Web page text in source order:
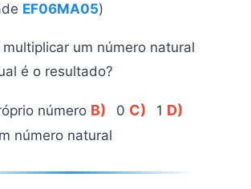
EF06MA05)
multiplicar um número natural
é o resultado?
número B) 0 C) 1 D)
número natural